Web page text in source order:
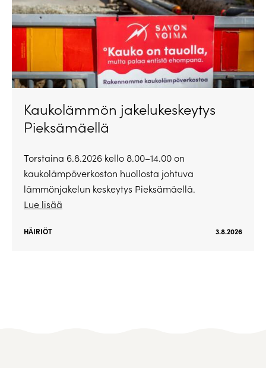
Kaukolämmön jakelukeskeytys
Pieksämäellä
Torstaina 6.8.2026 kello 8.00–14.00 on
kaukolämpöverkoston huollosta johtuva
lämmönjakelun keskeytys Pieksämäellä.
Lue lisää
HÄIRIÖT 3.8.2026